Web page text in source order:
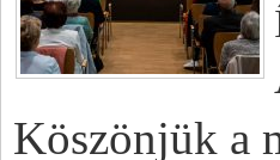
Köszönjük a